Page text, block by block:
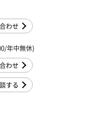
わせ
年中無休)
わせ
する